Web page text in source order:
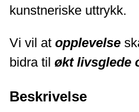
kunstneriske uttrykk.
Vi vil at opplevelse
bidra til økt livsglede
Beskrivelse